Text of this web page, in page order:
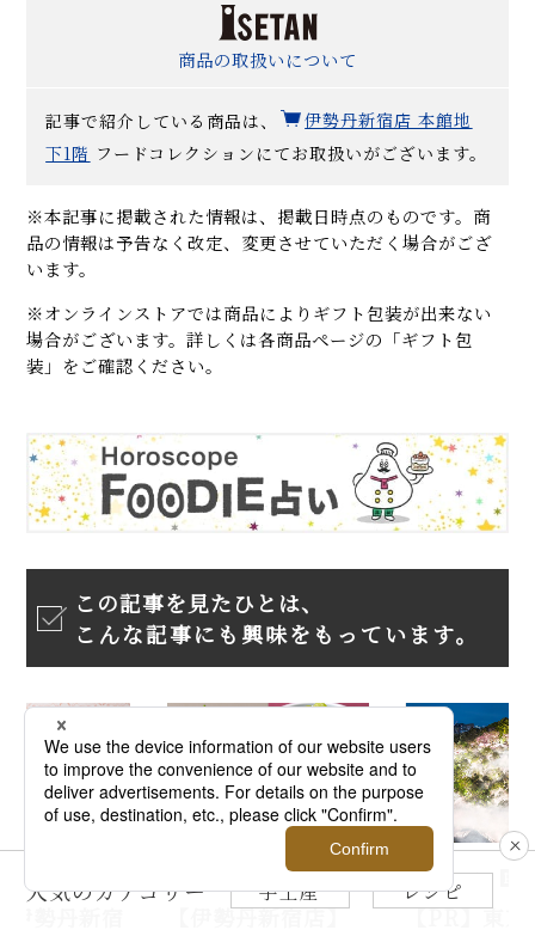
商品の取扱いについて
記事で紹介している商品は、
伊勢丹新宿店 本館地
下1階 フードコレクションにてお取扱いがございます。
※本記事に掲載された情報は、掲載日時点のものです。商
品の情報は予告なく改定、変更させていただく場合がござ
います。
※オンラインストアでは商品によりギフト包装が出来ない
場合がございます。詳しくは各商品ページの「ギフト包
装」をご確認ください。
この記事を見たひとは、
こんな記事にも興味をもっています。
2026.06.01
【PR】東京
人気のカテゴリー 手土産 レシピ